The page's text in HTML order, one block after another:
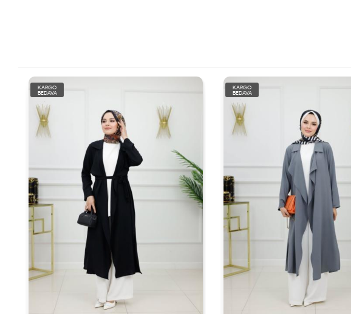
KARGO
BEDAVA
KARGO
BEDAVA